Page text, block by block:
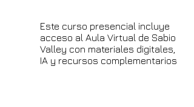
Este curso presencial incluye
acceso al Aula Virtual de Sabio
Valley con materiales digitales,
IA y recursos complementarios